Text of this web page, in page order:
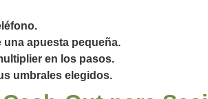
una apuesta pequeña.
en los pasos.
umbrales elegidos.